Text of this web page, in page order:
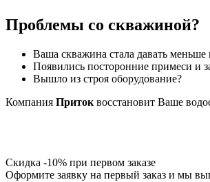
Проблемы со скважиной?
Ваша скважина стала давать меньше
Появились посторонние примеси и
Вышло из строя оборудование?
Компания Приток восстановит Ваше
Скидка -10% при первом заказе
Оформите заявку на первый заказ и мы